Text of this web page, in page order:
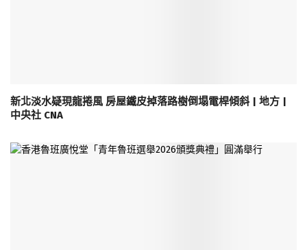
新北淡水疑現龍捲風 房屋鐵皮掉落路樹倒塌電桿傾斜 | 地方 |
中央社 CNA